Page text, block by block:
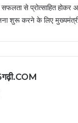
सफलता से प्रोत्साहित
शुरू करने के लिए